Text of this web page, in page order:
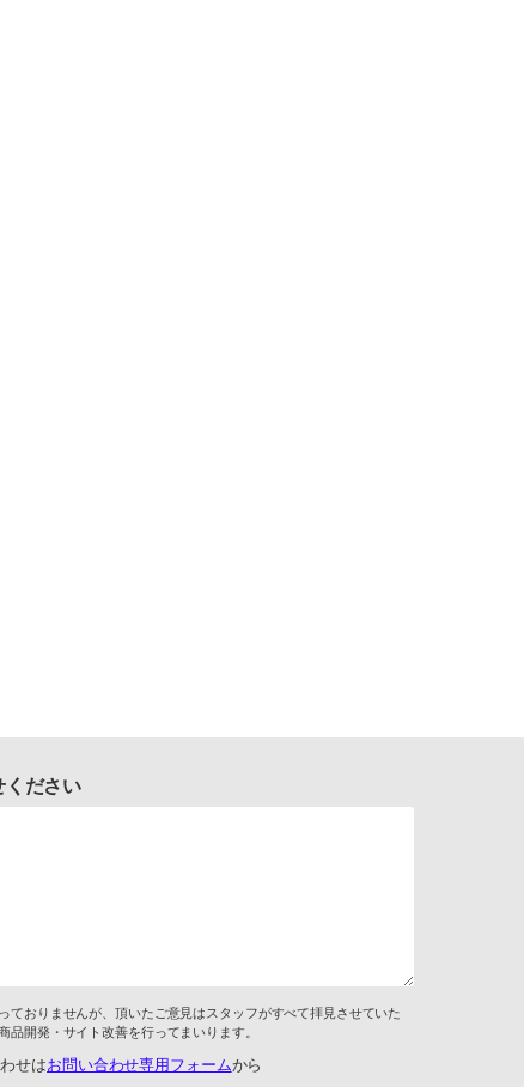
ください
ておりませんが、頂いたご意見はスタッフがすべて拝見させていた
品開発・サイト改善を行ってまいります。
せはお問い合わせ専用フォームから